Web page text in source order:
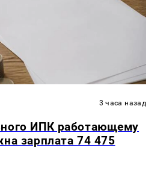
3 часа назад
ИПК работающему
зарплата 74 475